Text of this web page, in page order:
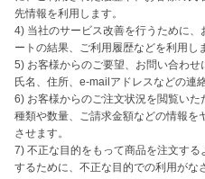
先情報を利用します。
4) 当社のサービス改善を行うために
ートの結果、ご利用履歴などを利用し
5) お客様からのご要望、お問い合わ
氏名、住所、e-mailアドレスなどの連
6) お客様からのご注文状況を閲覧い
種類や数量、ご請求金額などの情報を
させます。
7) 不正な目的をもって商品を注文す
するために、不正な目的での利用がな